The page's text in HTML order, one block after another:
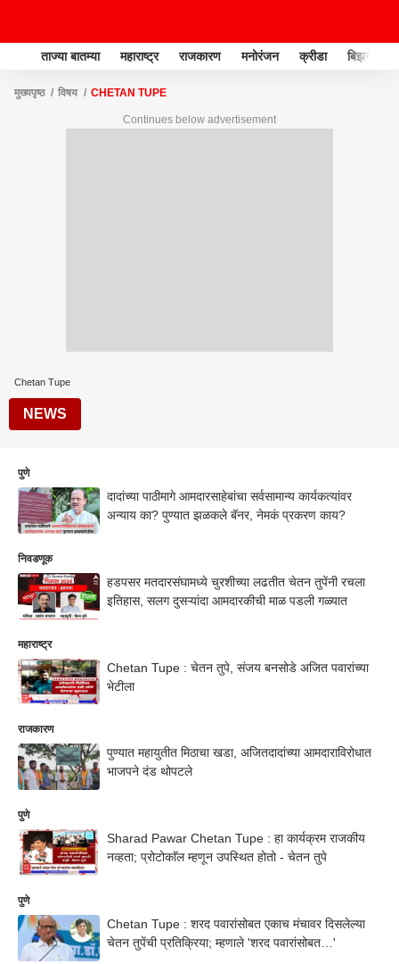
ताज्या बातम्या महाराष्ट्र राजकारण मनोरंजन क्रीडा बिझनेस
मुख्यपृष्ठ विषय CHETAN TUPE
Continues below advertisement
Chetan Tupe
NEWS
पुणे
दादांच्या पाठीमागे आमदारसाहेबांचा सर्वसामान्य कार्यकत्यांवर
अन्याय का? पुण्यात झळकले बॅनर, नेमकं प्रकरण काय?
निवडणूक
हडपसर मतदारसंघामध्ये चुरशीच्या लढतीत चेतन तुपेंनी रचला
इतिहास, सलग दुसऱ्यांदा आमदारकीची माळ पडली गळ्यात
महाराष्ट्र
Chetan Tupe : चेतन तुपे, संजय बनसोडे अजित पवारांच्या
भेटीला
राजकारण
पुण्यात महायुतीत मिठाचा खडा, अजितदादांच्या आमदाराविरोधात
भाजपने दंड थोपटले
पुणे
Sharad Pawar Chetan Tupe : हा कार्यक्रम राजकीय
नव्हता; प्रोटोकाॅल म्हणून उपस्थित होतो - चेतन तुपे
पुणे
Chetan Tupe : शरद पवारांसोबत एकाच मंचावर दिसलेल्या
चेतन तुपेंची प्रतिक्रिया; म्हणाले 'शरद पवारांसोबत…'